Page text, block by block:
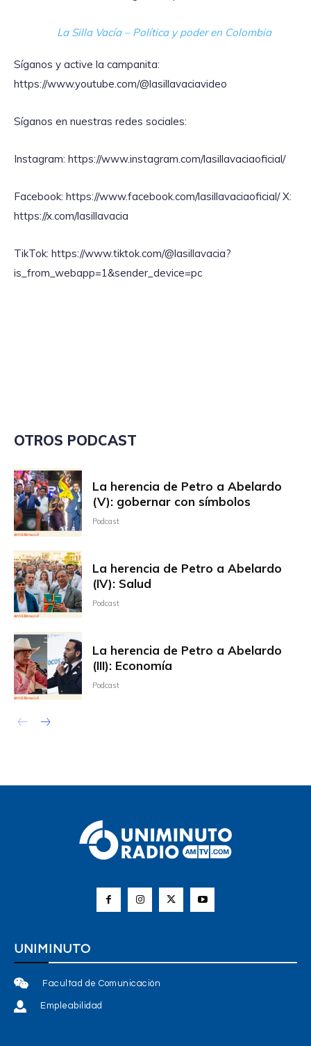
La Silla Vacía – Política y poder en Colombia
Síganos y active la campanita:
https://www.youtube.com/@lasillavaciavideo
Síganos en nuestras redes sociales:
Instagram: https://www.instagram.com/lasillavaciaoficial/
Facebook: https://www.facebook.com/lasillavaciaoficial/ X:
https://x.com/lasillavacia
TikTok: https://www.tiktok.com/@lasillavacia?
is_from_webapp=1&sender_device=pc
OTROS PODCAST
La herencia de Petro a Abelardo
(V): gobernar con símbolos
Podcast
La herencia de Petro a Abelardo
(IV): Salud
Podcast
La herencia de Petro a Abelardo
(III): Economía
Podcast
UNIMINUTO
Facultad de Comunicación
Empleabilidad